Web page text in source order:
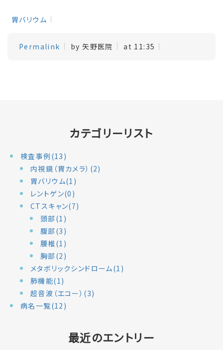
胃バリウム
Permalink by 矢野医院 at 11:35
カテゴリーリスト
検査事例(13)
内視鏡（胃カメラ）(2)
胃バリウム(1)
レントゲン(0)
CTスキャン(7)
頭部(1)
腹部(3)
腰椎(1)
胸部(2)
メタボリックシンドローム(1)
肺機能(1)
超音波（エコー）(3)
病名一覧(12)
最近のエントリー